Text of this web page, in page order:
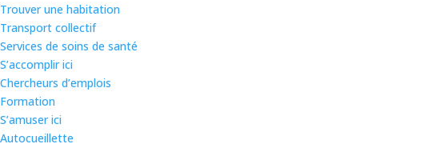
Trouver une habitation
Transport collectif
Services de soins de santé
S’accomplir ici
Chercheurs d’emplois
Formation
S’amuser ici
Autocueillette